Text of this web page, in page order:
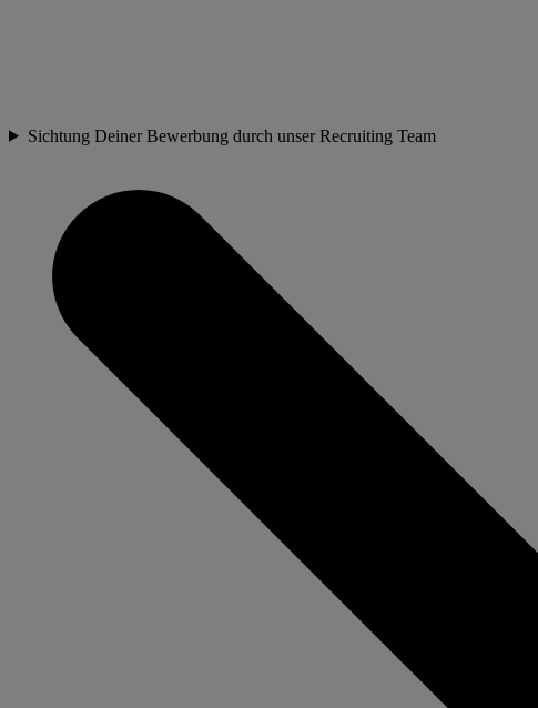
Sichtung Deiner Bewerbung durch unser Recruiting Team